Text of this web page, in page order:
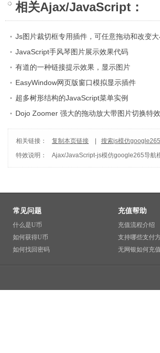
相关Ajax/JavaScript ：
Js图片裁切框专用插件，可任意拖动和改变
JavaScript手风琴图片展示效果代码
有道的一种链接提示效果，显示图片
EasyWindow网页版窗口模拟显示插件
超多树形结构的JavaScript菜单实例
Dojo Zoomer 强大的拖动放大带图片切换特效
相关链接： 复制本页链接
搜索js模仿
特效说明：
Ajax/JavaScript-js模仿google265导航
常见问题
什么是U币
如何获得U币
如何找回密码
充值帮助
充值流程介绍
支持哪些支付
无网银如何充值